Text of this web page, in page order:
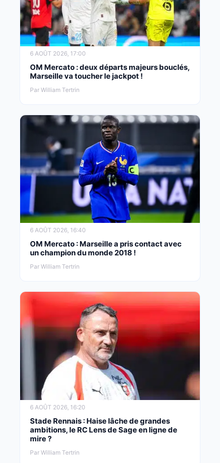
6 AOÛT 2026, 17:00
OM Mercato : deux départs majeurs bouclés,
Marseille va toucher le jackpot !
Par William Tertrin
6 AOÛT 2026, 16:40
OM Mercato : Marseille a pris contact avec
un champion du monde 2018 !
Par William Tertrin
6 AOÛT 2026, 16:20
Stade Rennais : Haise lâche de grandes
ambitions, le RC Lens de Sage en ligne de
mire ?
Par William Tertrin